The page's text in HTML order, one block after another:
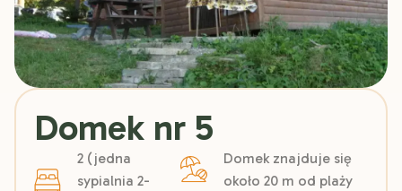
Domek nr 5
2 (jedna
sypialnia 2-
Domek znajduje się
około 20 m od plaży